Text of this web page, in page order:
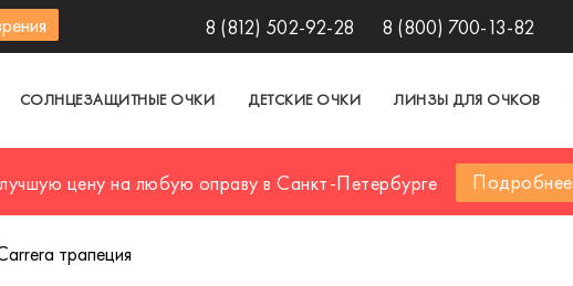
8 (812) 502-92-28 8 (800) 700-13-82
СОЛНЦЕЗАЩИТНЫЕ ОЧКИ ДЕТСКИЕ ОЧКИ ЛИНЗЫ ДЛЯ ОЧКОВ
цену на любую оправу в Санкт-Петербурге Подробнее
трапеция